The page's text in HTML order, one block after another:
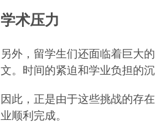
学术压力
另外，留学生们还面临着巨大
文。时间的紧迫和学业负担的
因此，正是由于这些挑战的存
业顺利完成。